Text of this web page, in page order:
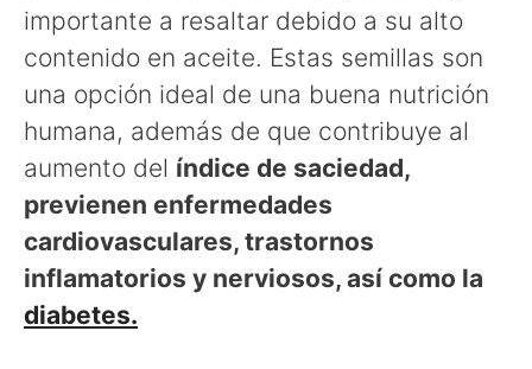
importante a resaltar debido a su alto
contenido en aceite. Estas semillas son
una opción ideal de una buena nutrición
humana, además de que contribuye al
aumento del índice de saciedad,
previenen enfermedades
cardiovasculares, trastornos
inflamatorios y nerviosos, así como la
diabetes.